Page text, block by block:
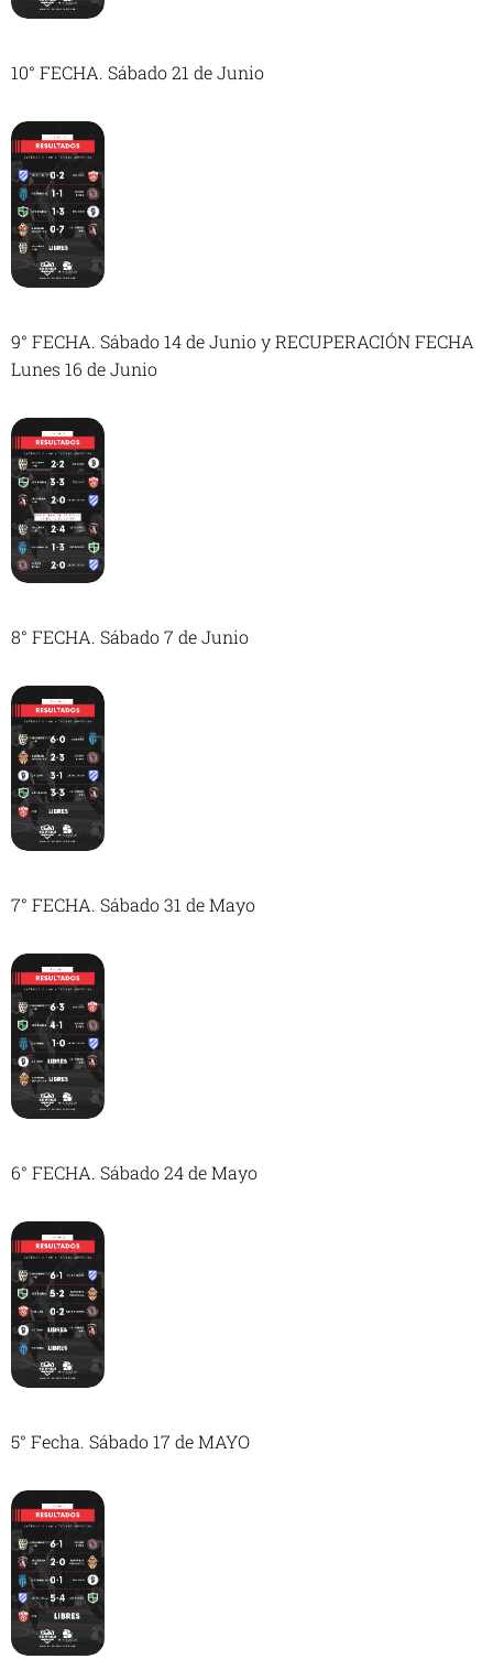
10° FECHA. Sábado 21 de Junio
9° FECHA. Sábado 14 de Junio y RECUPERACIÓN FECHA
Lunes 16 de Junio
8° FECHA. Sábado 7 de Junio
7° FECHA. Sábado 31 de Mayo
6° FECHA. Sábado 24 de Mayo
5° Fecha. Sábado 17 de MAYO